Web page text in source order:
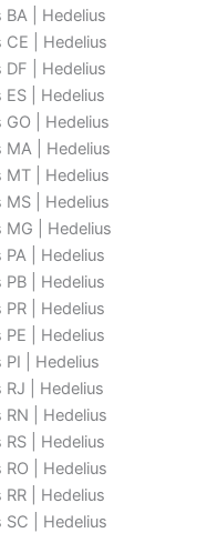
| Hedelius
| Hedelius
| Hedelius
| Hedelius
| Hedelius
MA | Hedelius
MT | Hedelius
| Hedelius
| Hedelius
| Hedelius
| Hedelius
| Hedelius
| Hedelius
| Hedelius
| Hedelius
| Hedelius
| Hedelius
| Hedelius
| Hedelius
| Hedelius